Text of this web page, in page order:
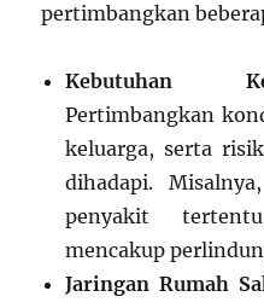
pertimbangkan
Kebutuhan
Pertimbangkan
keluarga, serta
dihadapi.
penyakit
mencakup
Jaringan Rumah